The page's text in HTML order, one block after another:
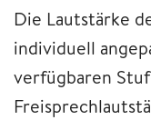
Die Lautstärke
individuell
verfügbaren